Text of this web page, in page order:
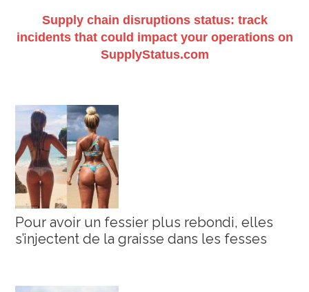
Supply chain disruptions status: track
incidents that could impact your operations on
SupplyStatus.com
Pour avoir un fessier plus rebondi, elles
s’injectent de la graisse dans les fesses